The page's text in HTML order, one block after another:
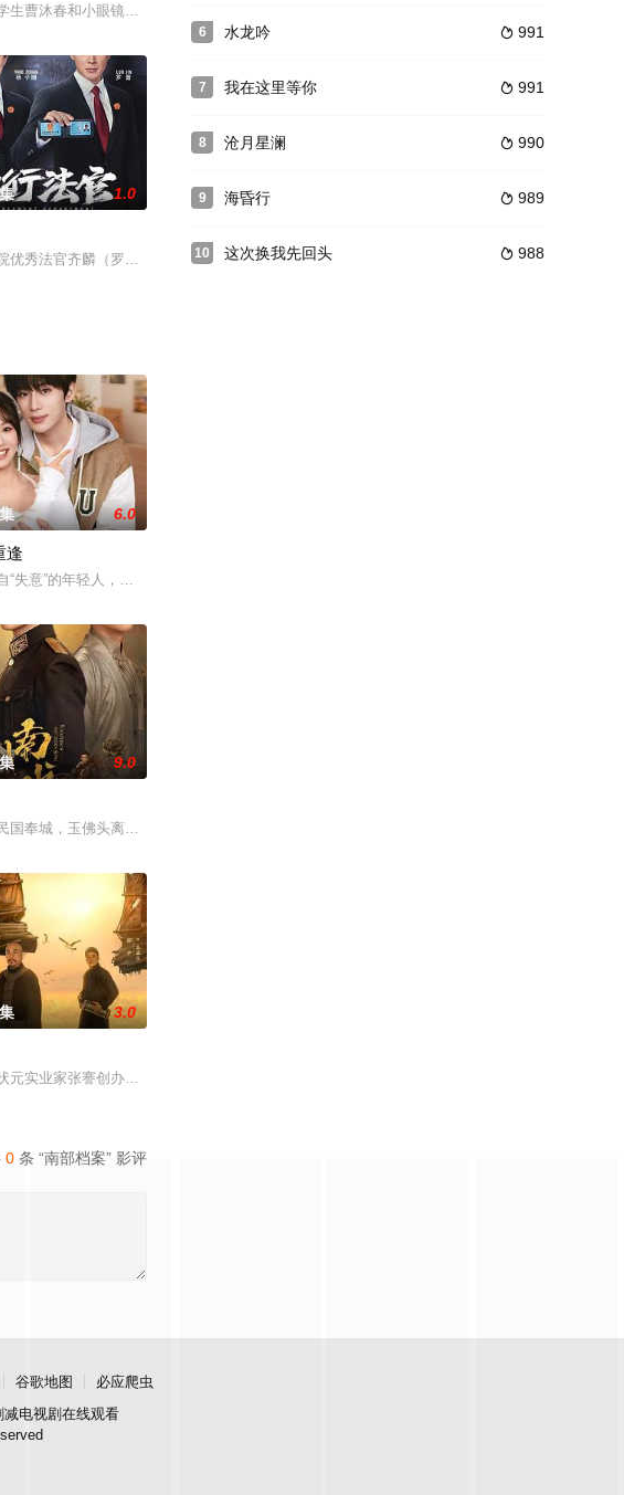
人重振“清溪小馆”开启奇妙缘分
着他们的还有更大的阴谋……
生曹沐春和小眼镜，遵循农业大学“解民生之多艰”的校训，来到古运河畔的百合村当起了“村官”。
山论剑》《九阴真经》。
武器，渴望通过高科技让人们的生活环境更加安全。渴望家庭温暖的彭森
1.0
优秀法官齐麟（罗晋 饰），幼年时父母因见义勇为离世，被姑妈齐润玉收养长大后，成为了一名
走配“阴婚”。他与女探长穆英
生，却因一具流血的新娘纸人卷入了一场跨越十年的惊天阴谋。这纸人身
6.0
逢
“失意”的年轻人，在沿海小城南安相遇相知，他们决心各展所长创办旅行社。他们以当地的特色
意外踏入玄机界，继而卷入虎云国
、无DNA鉴定技术的支持下，通过摸排、勘查等传统刑侦手段，接连
9.0
国奉城，玉佛头离奇失窃，戏班主横尸戏台，将冷血少帅许又安与昆曲名伶荣筱楠推向不死不休
的奇女子。十年前的她被他从死人堆
请求老炮儿顾炎带自己用程序员身份卧底电诈集团以求查出未婚妻离奇死
3.0
元实业家张謇创办大生企业，实业报国的故事。甲午战争后，国家蒙羞，张謇虽高中状元，却渴
0 条 “南部档案” 影评
6  991
水龙吟
7  991
我在这里等你
8  990
沧月星澜
9  989
海昏行
10  988
这次换我先回头
谷歌地图
必应爬虫
电视剧在线观看